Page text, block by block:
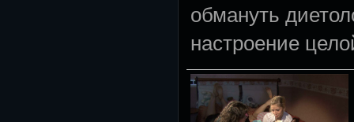
обмануть
настроение